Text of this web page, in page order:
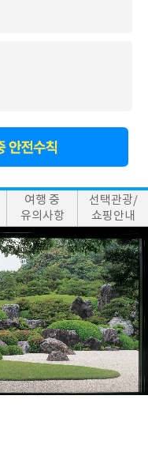
여행 중
유의사항
선택관광/
쇼핑안내